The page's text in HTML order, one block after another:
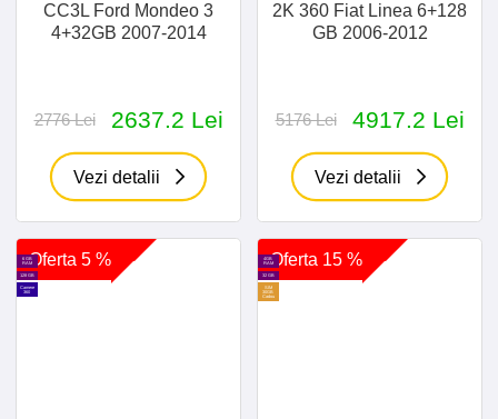
CC3L Ford Mondeo 3
4+32GB 2007-2014
2776 Lei 2637.2 Lei
Vezi detalii
2K 360 Fiat Linea 6+128
GB 2006-2012
5176 Lei 4917.2 Lei
Vezi detalii
Oferta 5 %
6 GB
RAM
128 GB
Camere
360
Oferta 15 %
4GB
RAM
32 GB
SIM
30GB
Cadou